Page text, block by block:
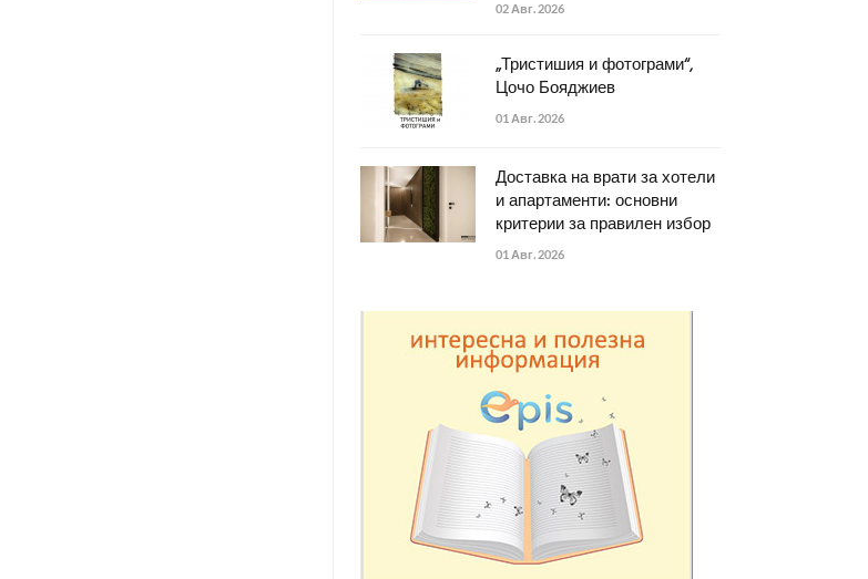
02 Авг. 2026
„Тристишия и фотограми“,
Цочо Бояджиев
01 Авг. 2026
Доставка на врати за хотели
и апартаменти: основни
критерии за правилен избор
01 Авг. 2026